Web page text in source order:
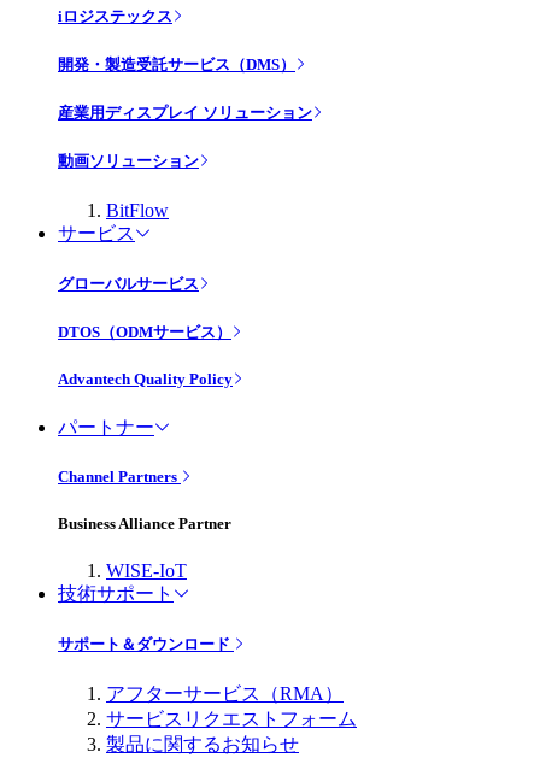
iロジステックス
開発・製造受託サービス（DMS）
産業用ディスプレイ ソリューション
動画ソリューション
BitFlow
サービス
グローバルサービス
DTOS（ODMサービス）
Advantech Quality Policy
パートナー
Channel Partners
Business Alliance Partner
WISE-IoT
技術サポート
サポート＆ダウンロード
アフターサービス（RMA）
サービスリクエストフォーム
製品に関するお知らせ